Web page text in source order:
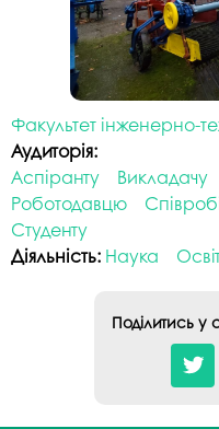
Факультет інженерно-
Аудиторія:
Аспіранту
Викладачу
Роботодавцю
Студенту
Діяльність: Наука
Поділитись